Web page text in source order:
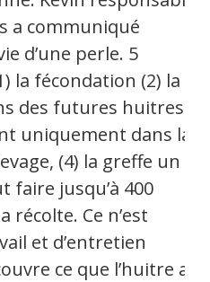
a communiqué
d’une perle. 5
la fécondation (2) la
des futures huitres.
uniquement dans la
(4) la greffe un
faire jusqu’à 400
récolte. Ce n’est
et d’entretien
ce que l’huitre a